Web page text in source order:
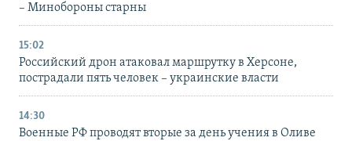
– Минобороны старны
15:02
Российский дрон атаковал маршрутку в Херсоне,
пострадали пять человек – украинские власти
14:30
Военные РФ проводят вторые за день учения в Оливе